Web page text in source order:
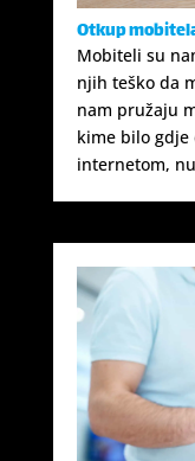
Otkup
Mobiteli su
njih teško da
nam pružaju
kime bilo gdje
internetom,